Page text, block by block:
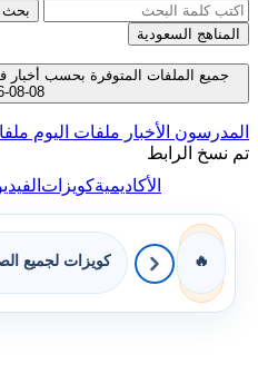
بحث
المناهج السعودية
جميع الملفات المتوفرة بحسب أخبار
08-08-2026
المدرسون الأخبار ملفات اليوم
تم نسخ الرابط
الأكاديميةكويزات
🔥 كويزات لجميع